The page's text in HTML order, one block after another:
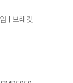
| 브래킷